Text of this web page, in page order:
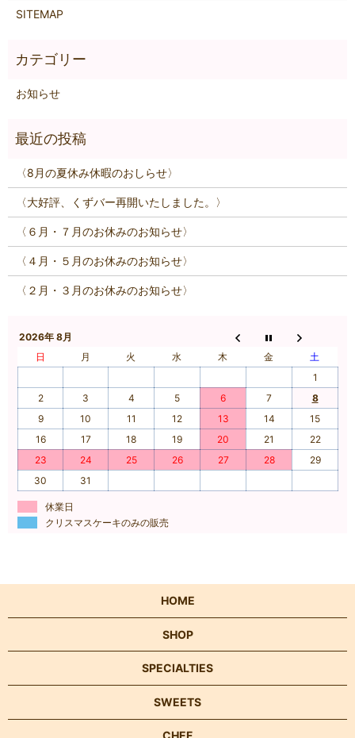
SITEMAP
お知らせ
〈8月の夏休み休暇のおしらせ〉
〈大好評、くずバー再開いたしました。〉
〈６月・７月のお休みのお知らせ〉
〈４月・５月のお休みのお知らせ〉
〈２月・３月のお休みのお知らせ〉
2026年 8月
日
月 火 水 木 金
土
1
2
3 4 5 6 7
8
9
10 11 12 13 14
15
16
17 18 19 20 21
22
23
24 25 26 27 28
29
30
31
休業日
クリスマスケーキのみの販売
HOME
SHOP
SPECIALTIES
SWEETS